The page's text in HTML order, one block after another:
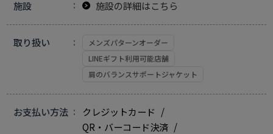
取り扱い
メンズパターンオーダー
LINEギフト利用可能店舗
肩のバランスサポートジャケット
施設 施設の詳細はこちら
お支払い方法
クレジットカード
QR・バーコード決済